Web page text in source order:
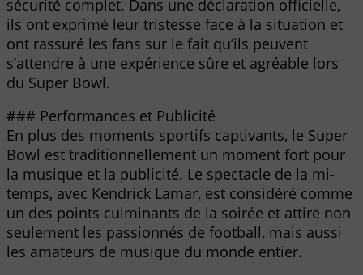
sécurité complet. Dans une déclaration officielle,
ils ont exprimé leur tristesse face à la situation et
ont rassuré les fans sur le fait qu’ils peuvent
s’attendre à une expérience sûre et agréable lors
du Super Bowl.
### Performances et Publicité
En plus des moments sportifs captivants, le Super
Bowl est traditionnellement un moment fort pour
la musique et la publicité. Le spectacle de la mi-
temps, avec Kendrick Lamar, est considéré comme
un des points culminants de la soirée et attire non
seulement les passionnés de football, mais aussi
les amateurs de musique du monde entier.